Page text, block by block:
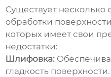
Существует несколько
обработки
которых имеет свои
недостатки:
Шлифовка:
гладкость поверхности.